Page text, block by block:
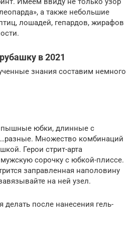
а также небольшие
лошадей, гепардов, жирафов
в 2021
знания составим немного
пышные юбки, длинные с
Множество комбинаций
Герои стрит-арта
сорочку с юбкой-плиссе.
заправленная наполовину
на ней узел.
делать после нанесения гель-